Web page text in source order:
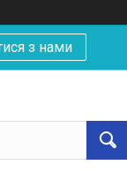
з нами